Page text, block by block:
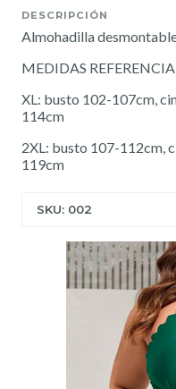
DESCRIPCIÓN
Almohadilla
MEDIDAS
XL: busto 102-107cm,
114cm
2XL: busto 107-112cm,
119cm
SKU: 002